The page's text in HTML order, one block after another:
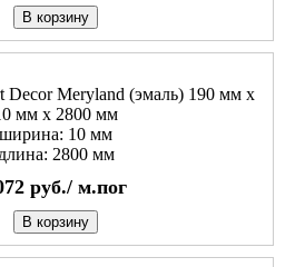
В корзину
Meryland (эмаль) 190 мм х
мм х 2800 мм
ширина: 10 мм
длина: 2800 мм
руб./ м.пог
В корзину